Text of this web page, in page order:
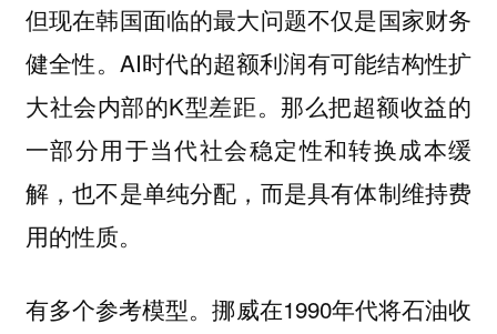
但现在韩国面临的最大问题不仅是国家财务
健全性。AI时代的超额利润有可能结构性扩
大社会内部的K型差距。那么把超额收益的
一部分用于当代社会稳定性和转换成本缓
解，也不是单纯分配，而是具有体制维持费
用的性质。
有多个参考模型。挪威在1990年代将石油收